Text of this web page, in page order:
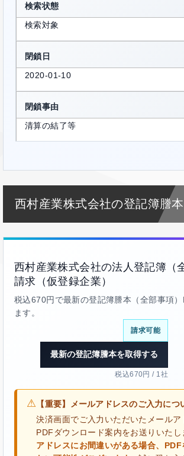
検索状態
検索対象
閉鎖日
2020-01-10
閉鎖事由
清算の結了等
西村産業株式会社の登記簿謄本
西村産業株式会社の法人登記簿（
請求（仮登録企業）
税込670円で最新の登記簿謄本（全部事項
ます。
請求可能
最新の登記簿謄本を取得する
税込670円 / 1社
⚠ 【重要】メールアドレスのご入力につ
決済画面でご入力いただいたメールア
PDFダウンロード案内をお送りいたし
アドレスにお間違いがある場合、PDF